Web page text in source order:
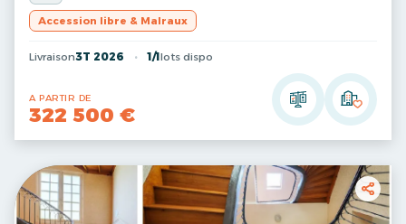
Accession libre & Malraux
Livraison3T 2026 1/1 lots dispo
A PARTIR DE
322 500 €